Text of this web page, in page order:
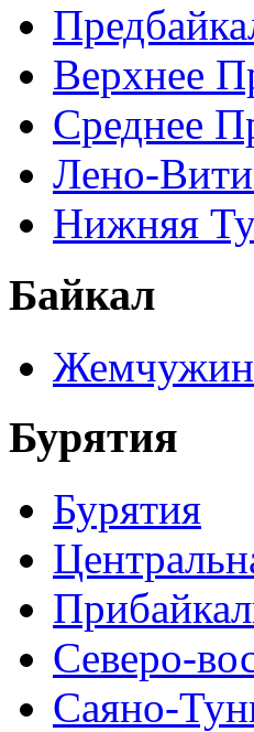
Верхнее
Среднее
Лено-
Нижняя
Байкал
Бурятия
Бурятия
Северо-
Саяно-